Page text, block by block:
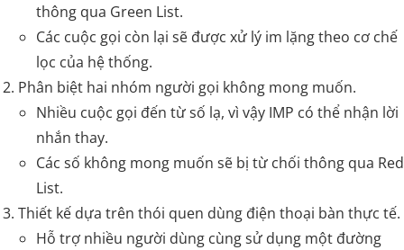
thông qua Green List.
Các cuộc gọi còn lại sẽ được xử lý im lặng theo cơ chế
lọc của hệ thống.
Phân biệt hai nhóm người gọi không mong muốn.
Nhiều cuộc gọi đến từ số lạ, vì vậy IMP có thể nhận lời
nhắn thay.
Các số không mong muốn sẽ bị từ chối thông qua Red
List.
Thiết kế dựa trên thói quen dùng điện thoại bàn thực tế.
Hỗ trợ nhiều người dùng cùng sử dụng một đường